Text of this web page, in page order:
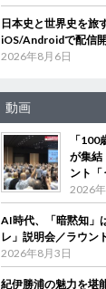
日本史と世界史を旅
iOS/Androidで配信
2026年8月6日
動画
「
が集
ント「
2026
AI時代、「暗黙知
レ」説明会／ラウン
2026年8月3日
紀伊勝浦の魅力を